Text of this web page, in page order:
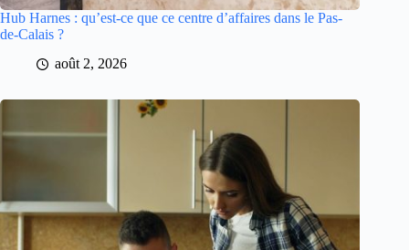
Hub Harnes : qu’est-ce que ce centre d’affaires dans le Pas-
de-Calais ?
août 2, 2026